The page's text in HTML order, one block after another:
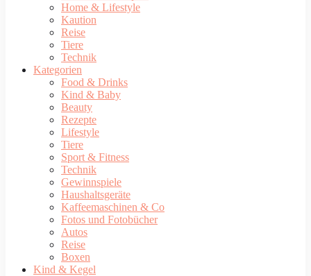
Home & Lifestyle
Kaution
Reise
Tiere
Technik
Kategorien
Food & Drinks
Kind & Baby
Beauty
Rezepte
Lifestyle
Tiere
Sport & Fitness
Technik
Gewinnspiele
Haushaltsgeräte
Kaffeemaschinen & Co
Fotos und Fotobücher
Autos
Reise
Boxen
Kind & Kegel